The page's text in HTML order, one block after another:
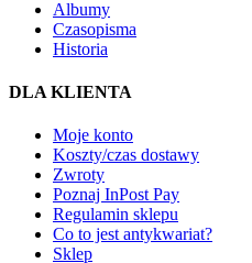
Albumy
Czasopisma
Historia
DLA KLIENTA
Moje konto
Koszty/czas dostawy
Zwroty
Poznaj InPost Pay
Regulamin sklepu
Co to jest antykwariat?
Sklep